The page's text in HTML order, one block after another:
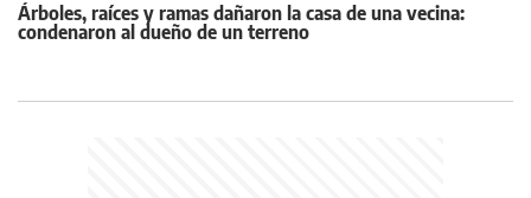
Árboles, raíces y ramas dañaron la casa de una vecina:
condenaron al dueño de un terreno